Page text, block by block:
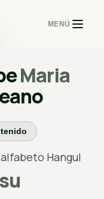
MENÚ
Maria
Hangul